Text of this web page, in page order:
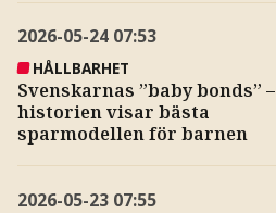
2026-05-24 07:53
HÅLLBARHET
Svenskarnas ”baby bonds” –
historien visar bästa
sparmodellen för barnen
2026-05-23 07:55